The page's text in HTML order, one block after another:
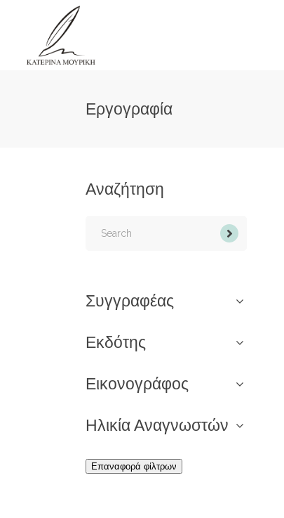
Εργογραφία
Αναζήτηση
Συγγραφέας
Εκδότης
Εικονογράφος
Ηλικία Αναγνωστών
Επαναφορά φίλτρων